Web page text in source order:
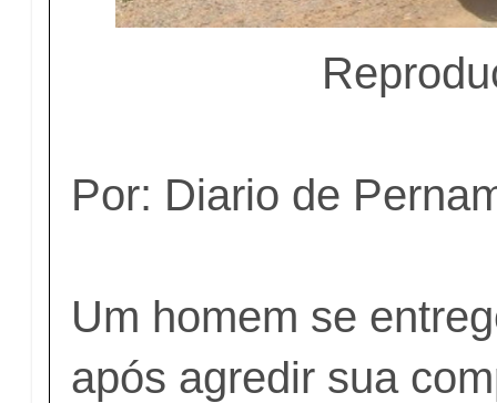
Por: Diario de
Um homem se
após agredir sua